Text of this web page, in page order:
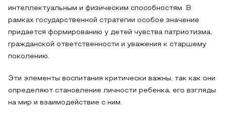
интеллектуальным и физическим способностям. В
рамках государственной стратегии особое значение
придается формированию у детей чувства патриотизма,
гражданской ответственности и уважения к старшему
поколению.
Эти элементы воспитания критически важны, так как они
определяют становление личности ребенка, его взгляды
на мир и взаимодействие с ним.